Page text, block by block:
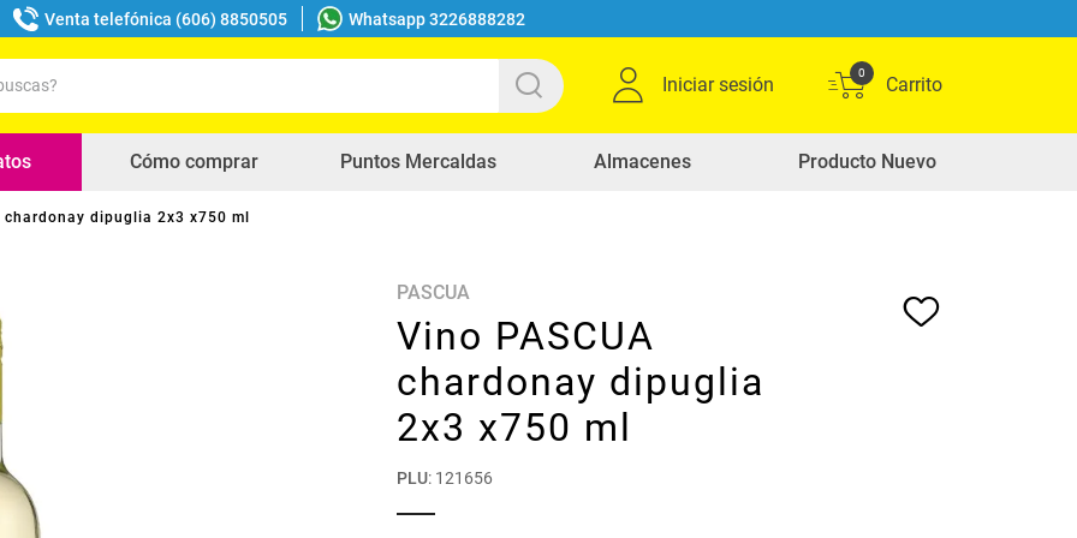
Venta telefónica (606) 8850505 Whatsapp 3226888282
Iniciar sesión
0
Cómo comprar Puntos Mercaldas Almacenes Producto Nuevo
chardonay dipuglia 2x3 x750 ml
PASCUA
Vino PASCUA
chardonay dipuglia
2x3 x750 ml
PLU: 121656
buscados